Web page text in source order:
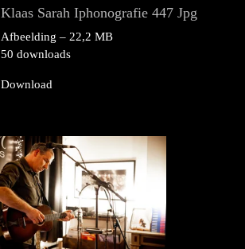
Klaas Sarah Iphonografie 447 Jpg
Afbeelding – 22,2 MB
50 downloads
Download